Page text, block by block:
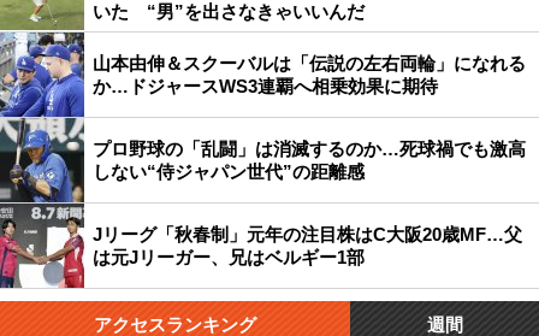
いた “男”を出さなきゃいいんだ
山本由伸＆スクーバルは「伝説の左右両輪」になれる
か…ドジャースWS3連覇へ相乗効果に期待
プロ野球の「乱闘」は消滅するのか…死球禍でも激高
しない“侍ジャパン世代”の距離感
Jリーグ「秋春制」元年の注目株はC大阪20歳MF…父
は元Jリーガー、兄はベルギー1部
アクセスランキング 週間